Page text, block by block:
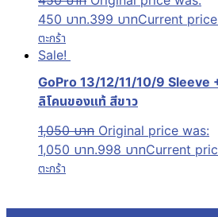
450 บาท.399 บาทCurrent
ตะกร้า
Sale!
GoPro 13/12/11/10/9 Sleeve
ลิโคนของแท้ สีขาว
1,050บาท Original price was:
1,050 บาท.998 บาทCurrent
ตะกร้า